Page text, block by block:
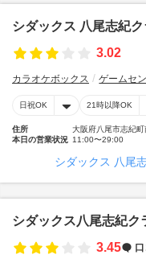
シダックス 八尾志紀
3.02
カラオケボックス ゲームセ
日祝OK 21時以降OK
住所
大阪府八尾市志紀町
本日の営業状況 11:00〜29:00
シダックス 八尾
シダックス八尾志紀ク
3.45
口